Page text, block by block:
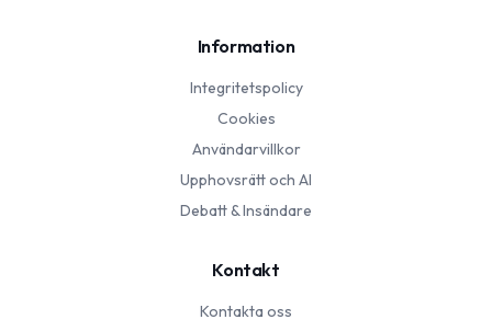
Information
Integritetspolicy
Cookies
Användarvillkor
Upphovsrätt och AI
Debatt & Insändare
Kontakt
Kontakta oss